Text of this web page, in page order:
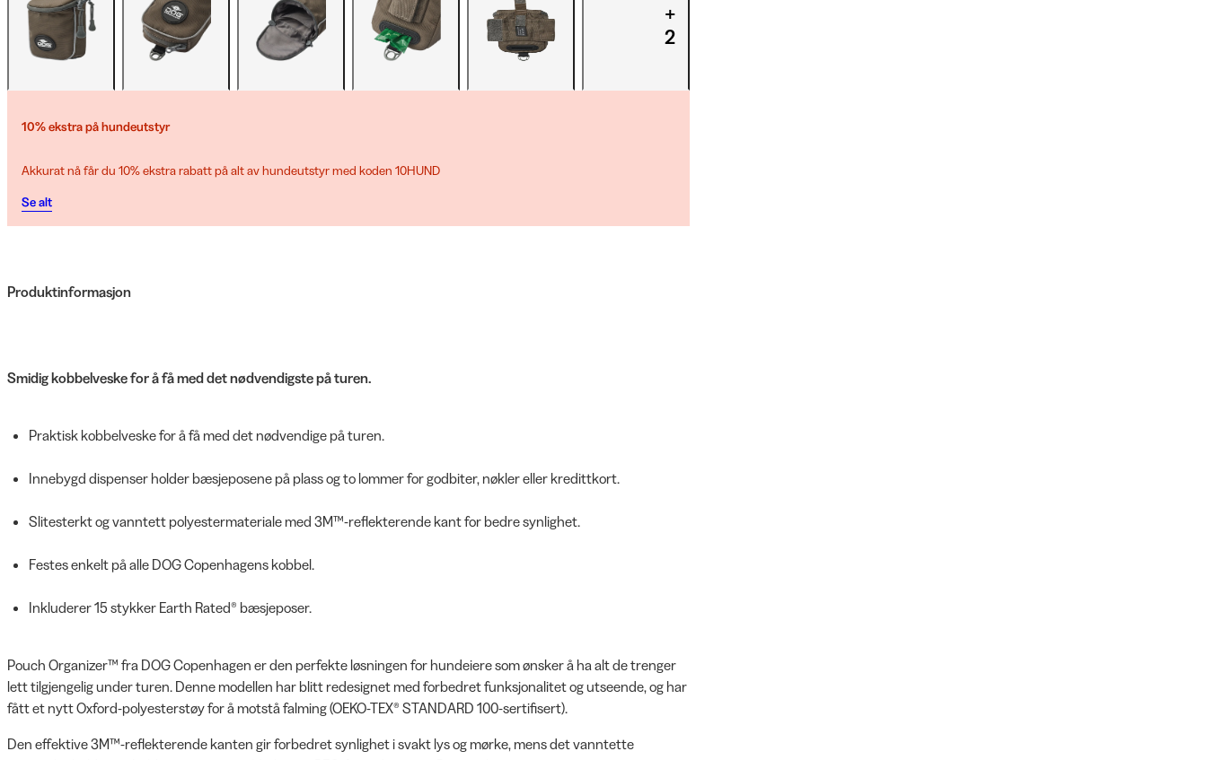
+
2
10% ekstra på hundeutstyr
Akkurat nå får du 10% ekstra rabatt på alt av hundeutstyr med koden 10HUND
Se alt
Produktinformasjon
Smidig kobbelveske for å få med det nødvendigste på turen.
Praktisk kobbelveske for å få med det nødvendige på turen.
Innebygd dispenser holder bæsjeposene på plass og to lommer for godbiter, nøkler eller kredittkort.
Slitesterkt og vanntett polyestermateriale med 3M™-reflekterende kant for bedre synlighet.
Festes enkelt på alle DOG Copenhagens kobbel.
Inkluderer 15 stykker Earth Rated® bæsjeposer.
Pouch Organizer™ fra DOG Copenhagen er den perfekte løsningen for hundeiere som ønsker å ha alt de trenger
lett tilgjengelig under turen. Denne modellen har blitt redesignet med forbedret funksjonalitet og utseende, og har
fått et nytt Oxford-polyesterstøy for å motstå falming (OEKO-TEX® STANDARD 100-sertifisert).
Den effektive 3M™-reflekterende kanten gir forbedret synlighet i svakt lys og mørke, mens det vanntette